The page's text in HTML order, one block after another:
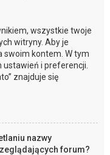
wszystkie twoje
witryny. Aby je
swoim kontem. W tym
i preferencji.
znajduje się
nazwy
forum?